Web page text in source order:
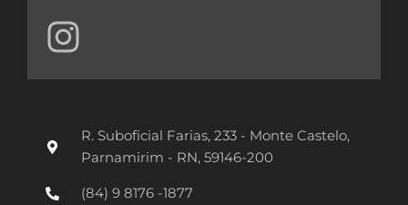
I
n
s
R. Suboficial Farias, 233 - Monte Castelo,
Parnamirim - RN, 59146-200
(84) 9 8176 -1877